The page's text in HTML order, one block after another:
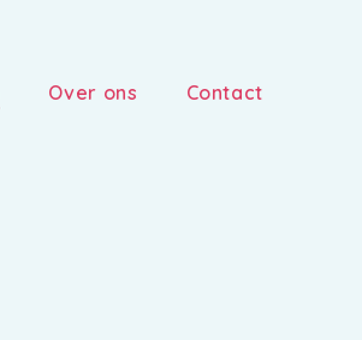
Over ons Contact